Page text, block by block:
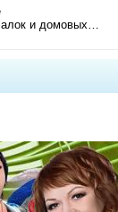
и домовых…